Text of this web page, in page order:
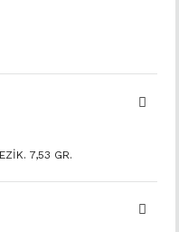
7,53 GR.